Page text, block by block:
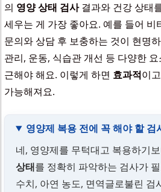
의 영양 상태 검사결과와 건강 상태
세우는 게 가장 좋아요. 예를 들어 비
문의와 상담 후 보충하는 것이 현명
관리, 운동, 식습관 개선 등 다양한
근해야 해요. 이렇게 하면 효과적이
가능해져요.
영양제 복용 전에 꼭 해야 할 검
네, 영양제를 무턱대고 복용하기
상태를 정확히 파악하는 검사가
수치, 아연 농도, 면역글로불린 검